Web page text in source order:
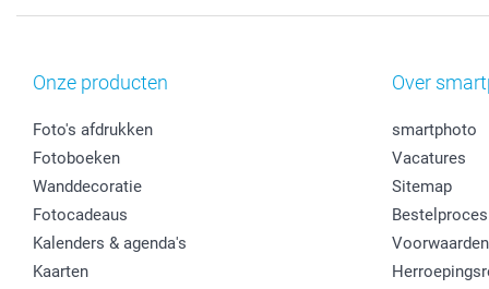
Onze producten
Foto's afdrukken
Fotoboeken
Wanddecoratie
Fotocadeaus
Kalenders & agenda's
Kaarten
Over
smartphoto
Vacatures
Sitemap
Bestelproces
Voorwaarden